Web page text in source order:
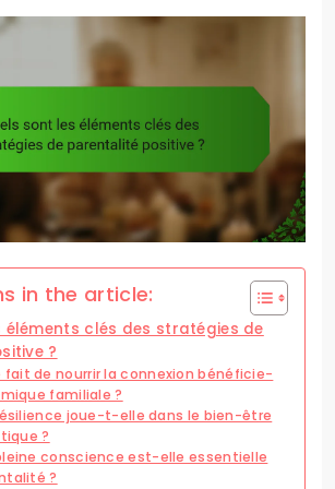
in the article:
éléments clés des stratégies de
?
de nourrir la connexion bénéficie-
familiale ?
joue-t-elle dans le bien-être
?
conscience est-elle essentielle
?